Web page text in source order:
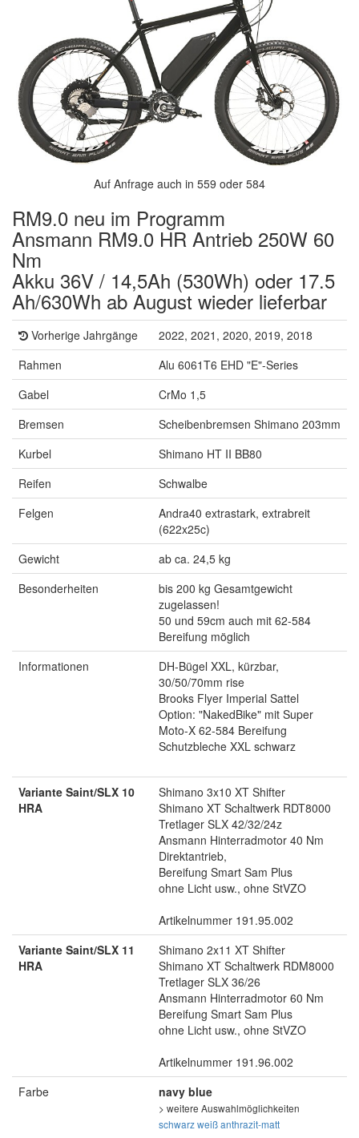
Auf Anfrage auch in 559 oder 584
RM9.0 neu im Programm
Ansmann RM9.0 HR Antrieb 250W 60
Nm
Akku 36V / 14,5Ah (530Wh) oder 17.5
Ah/630Wh ab August wieder lieferbar
Vorherige Jahrgänge
2022, 2021, 2020, 2019, 2018
Rahmen
Alu 6061T6 EHD "E"-Series
Gabel
CrMo 1,5
Bremsen
Scheibenbremsen Shimano 203mm
Kurbel
Shimano HT II BB80
Reifen
Schwalbe
Felgen
Andra40 extrastark, extrabreit
(622x25c)
Gewicht
ab ca. 24,5 kg
Besonderheiten
bis 200 kg Gesamtgewicht
zugelassen!
50 und 59cm auch mit 62-584
Bereifung möglich
Informationen
DH-Bügel XXL, kürzbar,
30/50/70mm rise
Brooks Flyer Imperial Sattel
Option: "NakedBike" mit Super
Moto-X 62-584 Bereifung
Schutzbleche XXL schwarz
Variante Saint/SLX 10
HRA
Shimano 3x10 XT Shifter
Shimano XT Schaltwerk RDT8000
Tretlager SLX 42/32/24z
Ansmann Hinterradmotor 40 Nm
Direktantrieb,
Bereifung Smart Sam Plus
ohne Licht usw., ohne StVZO
Artikelnummer 191.95.002
Variante Saint/SLX 11
HRA
Shimano 2x11 XT Shifter
Shimano XT Schaltwerk RDM8000
Tretlager SLX 36/26
Ansmann Hinterradmotor 60 Nm
Bereifung Smart Sam Plus
ohne Licht usw., ohne StVZO
Artikelnummer 191.96.002
Farbe
navy blue
> weitere Auswahlmöglichkeiten
schwarzweißanthrazit-matt